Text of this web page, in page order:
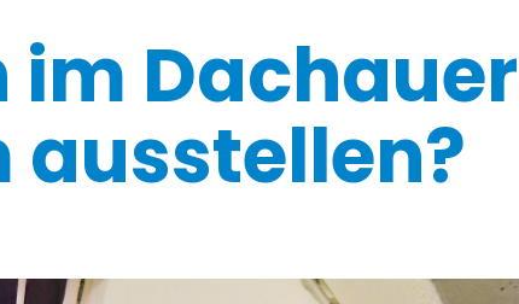
im Dachauer